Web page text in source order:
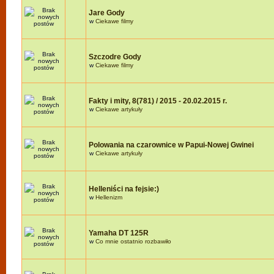
Jare Gody
wCiekawe filmy
Szczodre Gody
wCiekawe filmy
Fakty i mity, 8(781) / 2015 - 20.02.2015 r.
wCiekawe artykuły
Polowania na czarownice w Papui-Nowej Gwinei
wCiekawe artykuły
Helleniści na fejsie:)
wHellenizm
Yamaha DT 125R
wCo mnie ostatnio rozbawiło